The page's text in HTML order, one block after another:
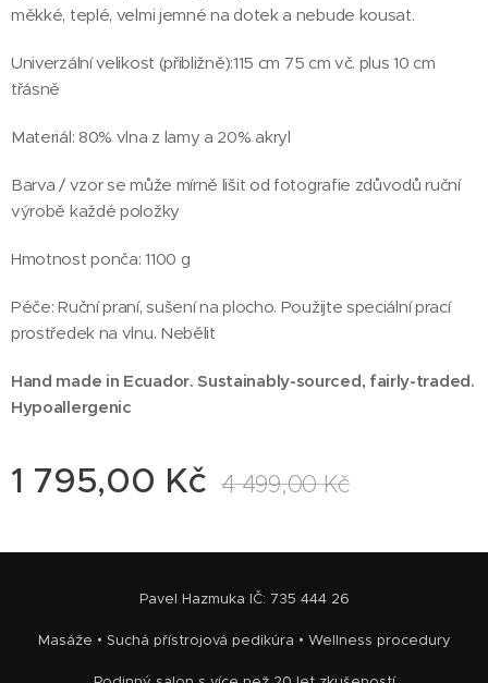
měkké, teplé, velmi jemné na dotek a nebude kousat.
Univerzální velikost (přibližně):115 cm 75 cm vč. plus 10 cm
třásně
Materiál: 80% vlna z lamy a 20% akryl
Barva / vzor se může mírně lišit od fotografie zdůvodů ruční
výrobě každé položky
Hmotnost ponča: 1100 g
Péče: Ruční praní, sušení na plocho. Použijte speciální prací
prostředek na vlnu. Nebělit
Hand made in Ecuador.Sustainably-sourced, fairly-traded.
Hypoallergenic
1 795,00 Kč 4 499,00Kč
Pavel Hazmuka IČ: 735 444 26
Masáže • Suchá přístrojová pedikúra • Wellness procedury